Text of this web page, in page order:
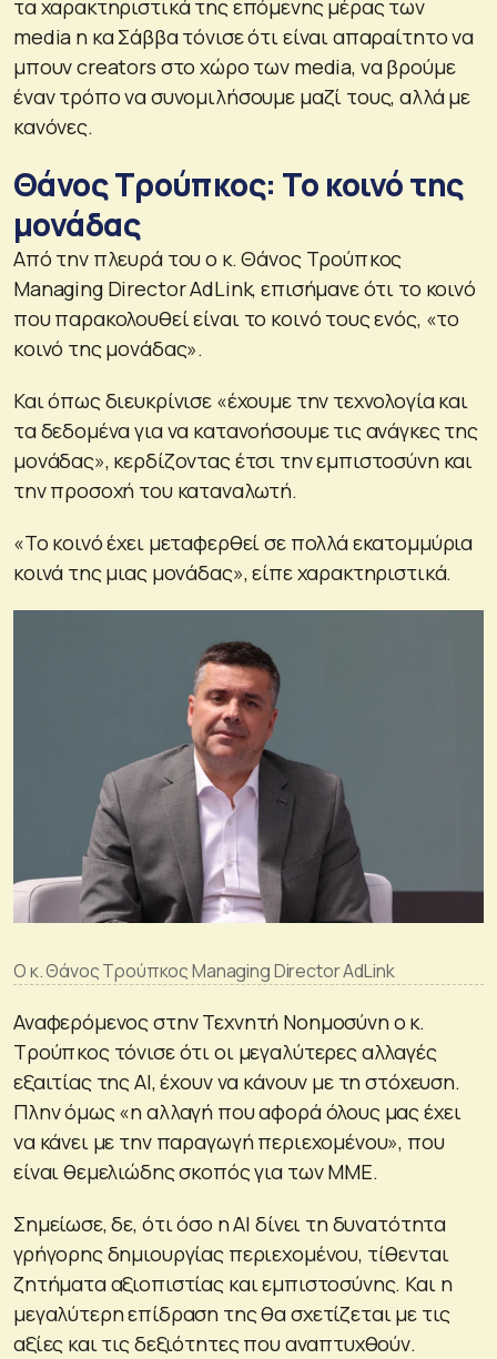
τα χαρακτηριστικά της επόμενης μέρας των
media η κα Σάββα τόνισε ότι είναι απαραίτητο να
μπουν creators στο χώρο των media, να βρούμε
έναν τρόπο να συνομιλήσουμε μαζί τους, αλλά με
κανόνες.
Θάνος Τρούπκος: Το κοινό της
μονάδας
Από την πλευρά του ο κ. Θάνος Τρούπκος
Managing Director AdLink, επισήμανε ότι το κοινό
που παρακολουθεί είναι το κοινό τους ενός, «το
κοινό της μονάδας».
Και όπως διευκρίνισε «έχουμε την τεχνολογία και
τα δεδομένα για να κατανοήσουμε τις ανάγκες της
μονάδας», κερδίζοντας έτσι την εμπιστοσύνη και
την προσοχή του καταναλωτή.
«Το κοινό έχει μεταφερθεί σε πολλά εκατομμύρια
κοινά της μιας μονάδας», είπε χαρακτηριστικά.
Ο κ. Θάνος Τρούπκος Managing Director AdLink
Αναφερόμενος στην Τεχνητή Νοημοσύνη ο κ.
Τρούπκος τόνισε ότι οι μεγαλύτερες αλλαγές
εξαιτίας της ΑΙ, έχουν να κάνουν με τη στόχευση.
Πλην όμως «η αλλαγή που αφορά όλους μας έχει
να κάνει με την παραγωγή περιεχομένου», που
είναι θεμελιώδης σκοπός για των ΜΜΕ.
Σημείωσε, δε, ότι όσο η ΑΙ δίνει τη δυνατότητα
γρήγορης δημιουργίας περιεχομένου, τίθενται
ζητήματα αξιοπιστίας και εμπιστοσύνης. Και η
μεγαλύτερη επίδραση της θα σχετίζεται με τις
αξίες και τις δεξιότητες που αναπτυχθούν.